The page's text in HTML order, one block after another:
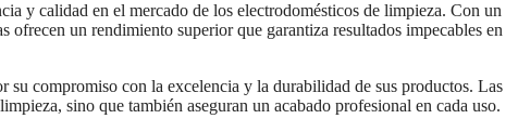
y calidad en el mercado de los electrodomésticos de limpieza. Con un
un rendimiento superior que garantiza resultados impecables en
su compromiso con la excelencia y la durabilidad de sus productos. Las
sino que también aseguran un acabado profesional en cada uso.